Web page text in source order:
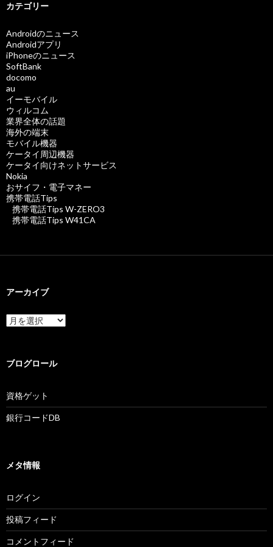
カテゴリー
Androidのニュース
Androidアプリ
iPhoneのニュース
SoftBank
docomo
au
イーモバイル
ウィルコム
業界全体の話題
海外の端末
モバイル機器
ケータイ周辺機器
ケータイ向けネットサービス
Nokia
おサイフ・電子マネー
携帯電話Tips
携帯電話Tips W-ZERO3
携帯電話Tips W41CA
アーカイブ
ア
ー
ブ
ブログロール
資格ゲット
銀行コードDB
メタ情報
ログイン
投稿フィード
コメントフィード